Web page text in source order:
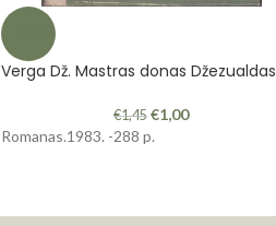
Verga Dž. Mastras donas Džezualdas
€1,45 €1,00
Romanas.1983. -288 p.